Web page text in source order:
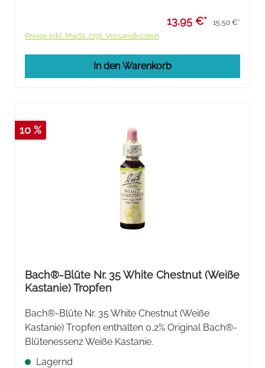
13,95 €* 15,50 €*
Preise inkl. MwSt. zzgl. Versandkosten
In den Warenkorb
10 %
Bach®-Blüte Nr. 35 White Chestnut (Weiße
Kastanie) Tropfen
Bach®-Blüte Nr. 35 White Chestnut (Weiße
Kastanie) Tropfen enthalten 0,2% Original Bach®-
Blütenessenz Weiße Kastanie.
Lagernd